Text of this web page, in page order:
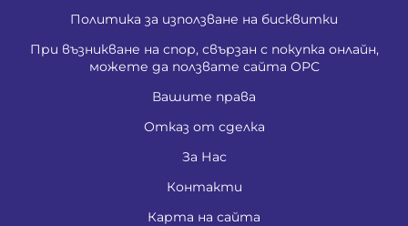
Политика за използване на бисквитки
При възникване на спор, свързан с покупка онлайн,
можете да ползвате сайта ОРС
Вашите права
Отказ от сделка
За Нас
Контакти
Карта на сайта